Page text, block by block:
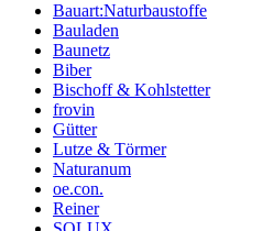
Bauart:Naturbaustoffe
Bauladen
Baunetz
Biber
Bischoff & Kohlstetter
frovin
Gütter
Lutze & Törmer
Naturanum
oe.con.
Reiner